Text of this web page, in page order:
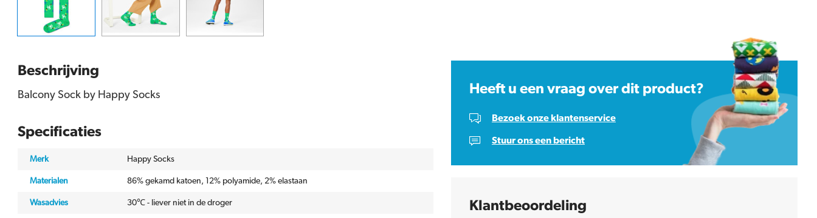
Beschrijving
Balcony Sock by Happy Socks
Specificaties
Merk Happy Socks
Materialen 86% gekamd katoen, 12% polyamide, 2% elastaan
Wasadvies 30℃ - liever niet in de droger
Heeft u een vraag over dit product?
Bezoek onze klantenservice
Stuur ons een bericht
Klantbeoordeling